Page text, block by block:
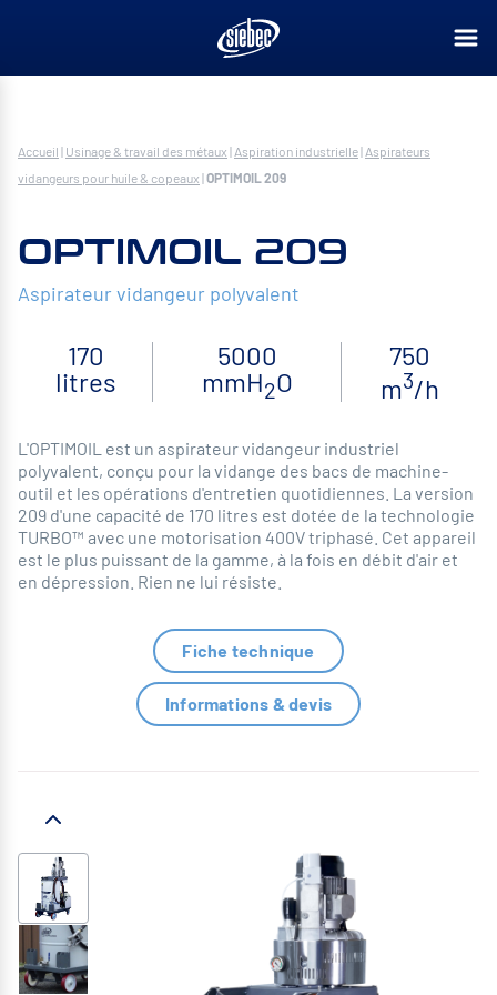
Accueil | Usinage & travail des métaux | Aspiration industrielle| Aspirateurs
vidangeurs pour huile & copeaux |OPTIMOIL 209
OPTIMOIL 209
Aspirateur vidangeur polyvalent
170
litres
5000
mmH2O
750
m3/h
L'OPTIMOIL est un aspirateur vidangeur industriel
polyvalent, conçu pour la vidange des bacs de machine-
outil et les opérations d'entretien quotidiennes. La version
209 d'une capacité de 170 litres est dotée de la technologie
TURBO™ avec une motorisation 400V triphasé. Cet appareil
est le plus puissant de la gamme, à la fois en débit d'air et
en dépression. Rien ne lui résiste.
Fiche technique
Informations & devis